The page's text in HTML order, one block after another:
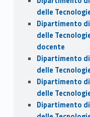
delle
Dipartimento
delle
docente
Dipartimento
delle
Dipartimento
delle
Dipartimento